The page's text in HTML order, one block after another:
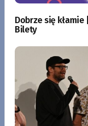
Dobrze się kłamie
Bilety